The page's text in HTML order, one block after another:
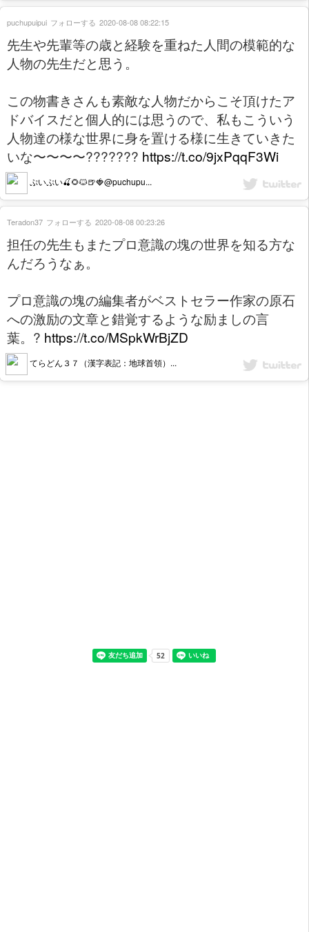
先生や先輩等の歳と経験を重ねた人間の模範的な
人物の先生だと思う。
この物書きさんも素敵な人物だからこそ頂けたア
ドバイスだと個人的には思うので、私もこういう
人物達の様な世界に身を置ける様に生きていきた
いな〜〜〜〜??????? https://t.co/9jxPqqF3Wi
ぷいぷい🍒🌻🐱🍺🍓@puchupu...
puchupuipui フォローする 2020-08-08 08:22:15
担任の先生もまたプロ意識の塊の世界を知る方な
んだろうなぁ。
プロ意識の塊の編集者がベストセラー作家の原石
への激励の文章と錯覚するような励ましの言
葉。?️ https://t.co/MSpkWrBjZD
てらどん３７（漢字表記：地球首領）...
Teradon37 フォローする 2020-08-08 00:23:26